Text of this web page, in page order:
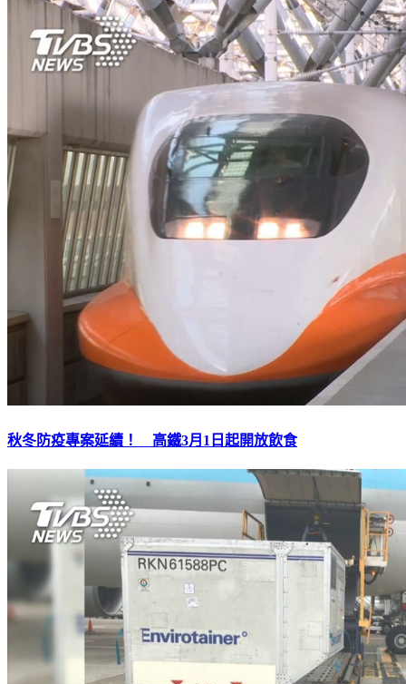
秋冬防疫專案延續！ 高鐵3月1日起開放飲食